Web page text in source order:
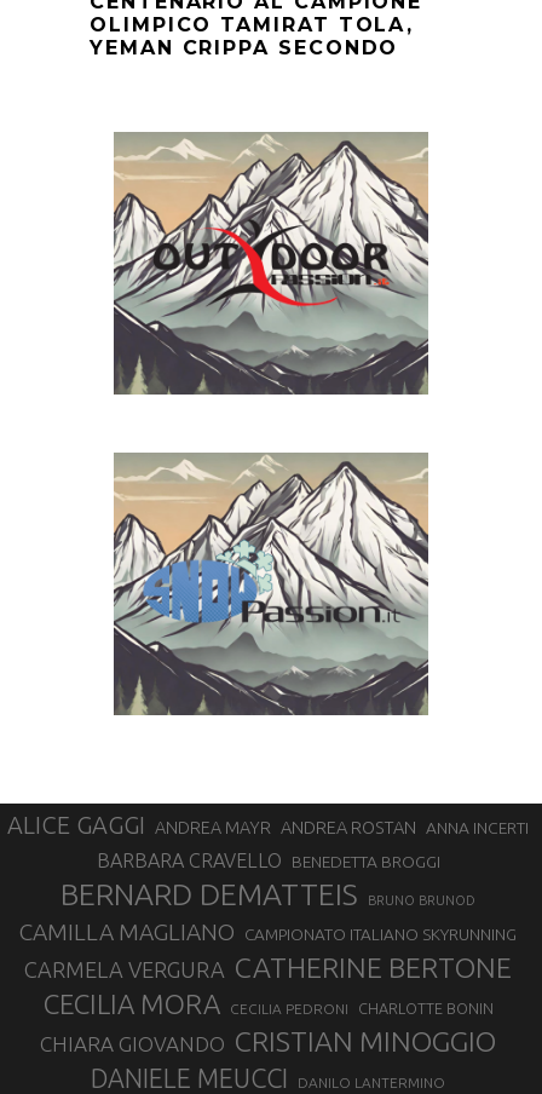
OLIMPICO TAMIRAT TOLA,
YEMAN CRIPPA SECONDO
ALICE GAGGI ANDREA MAYR ANDREA ROSTAN ANNA INCERTI
BARBARA CRAVELLO BENEDETTA BROGGI
BERNARD DEMATTEIS BRUNO BRUNOD
CAMILLA MAGLIANO CAMPIONATO ITALIANO SKYRUNNING
CARMELA VERGURA CATHERINE BERTONE
CECILIA MORA CECILIA PEDRONI CHARLOTTE BONIN
CHIARA GIOVANDO CRISTIAN MINOGGIO
DANIELE MEUCCI DANILO LANTERMINO